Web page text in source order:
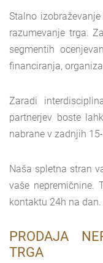
Stalno
razumevanje trga.
segmentih
financiranja,
Zaradi
partnerjev boste
nabrane v zadnjih
Naša spletna stran
vaše
kontaktu 24h na dan.
PRODAJA
TRGA